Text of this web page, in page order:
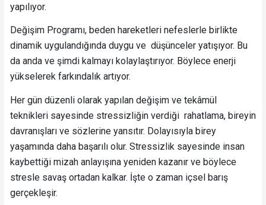
yapılıyor.
Değişim Programı, beden hareketleri nefeslerle birlikte
dinamik uygulandığında duygu ve düşünceler yatışıyor. Bu
da anda ve şimdi kalmayı kolaylaştırıyor. Böylece enerji
yükselerek farkındalık artıyor.
Her gün düzenli olarak yapılan değişim ve tekâmül
teknikleri sayesinde stressizliğin verdiği rahatlama, bireyin
davranışları ve sözlerine yansıtır. Dolayısıyla birey
yaşamında daha başarılı olur. Stressizlik sayesinde insan
kaybettiği mizah anlayışına yeniden kazanır ve böylece
stresle savaş ortadan kalkar. İşte o zaman içsel barış
gerçekleşir.